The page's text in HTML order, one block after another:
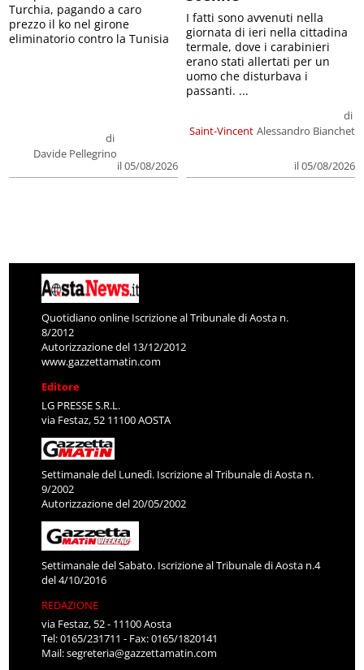
di
Davide Pellegrino
il 05/08/2026
Turchia, pagando a caro
prezzo il ko nel girone
eliminatorio contro la Tunisia
Saint-Vincent
di
Alessandro Bianchet
il 05/08/2026
I fatti sono avvenuti nella
giornata di ieri nella cittadina
termale, dove i carabinieri
erano stati allertati per un
uomo che disturbava i
passanti. ...
Quotidiano online Iscrizione al Tribunale di Aosta n.
8/2012
Autorizzazione del 13/12/2012
www.gazzettamatin.com
Editore
LG PRESSE S.R.L.
via Festaz, 52 11100 AOSTA
Settimanale del Lunedì. Iscrizione al Tribunale di Aosta n.
9/2002
Autorizzazione del 20/05/2002
Settimanale del Sabato. Iscrizione al Tribunale di Aosta n.4
del 4/10/2016
REDAZIONE
via Festaz, 52 - 11100 Aosta
Tel: 0165/231711 - Fax: 0165/1820141
Mail:segreteria@gazzettamatin.com